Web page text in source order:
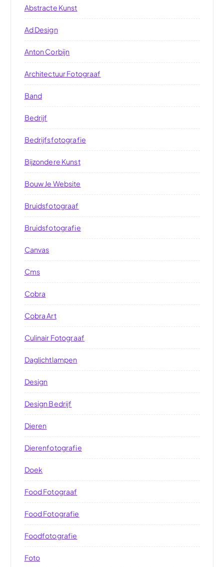
Abstracte Kunst
Ad Design
Anton Corbijn
Architectuur Fotograaf
Band
Bedrijf
Bedrijfsfotografie
Bijzondere Kunst
Bouw Je Website
Bruidsfotograaf
Bruidsfotografie
Canvas
Cms
Cobra
Cobra Art
Culinair Fotograaf
Daglichtlampen
Design
Design Bedrijf
Dieren
Dierenfotografie
Doek
Food Fotograaf
Food Fotografie
Foodfotografie
Foto